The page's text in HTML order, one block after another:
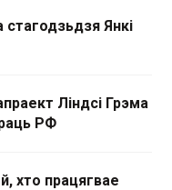
стагодзьдзя Янкі
Ліндсі Грэма
РФ
хто працягвае